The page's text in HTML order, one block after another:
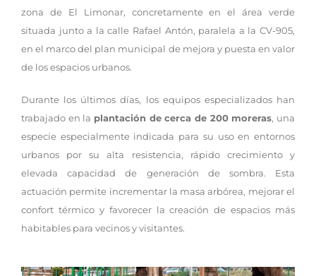
zona de El Limonar, concretamente en el área verde
situada junto a la calle Rafael Antón, paralela a la CV-905,
en el marco del plan municipal de mejora y puesta en valor
de los espacios urbanos.
Durante los últimos días, los equipos especializados han
trabajado en la plantación de cerca de 200 moreras, una
especie especialmente indicada para su uso en entornos
urbanos por su alta resistencia, rápido crecimiento y
elevada capacidad de generación de sombra. Esta
actuación permite incrementar la masa arbórea, mejorar el
confort térmico y favorecer la creación de espacios más
habitables para vecinos y visitantes.